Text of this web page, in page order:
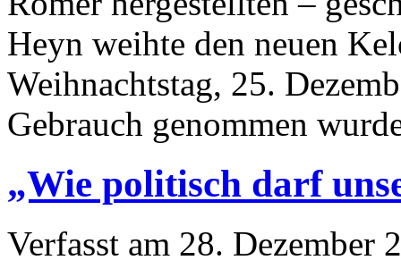
Heyn weihte den neuen
Weihnachtstag, 25.
Gebrauch genommen
„Wie politisch darf
Verfasst am 28. Dezember